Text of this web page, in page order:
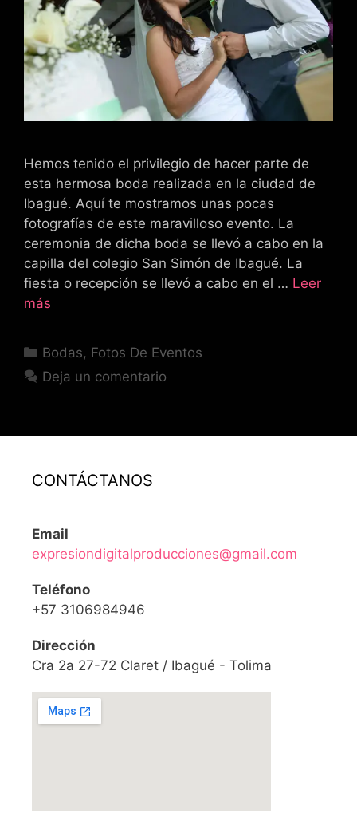
Hemos tenido el privilegio de hacer parte de
esta hermosa boda realizada en la ciudad de
Ibagué. Aquí te mostramos unas pocas
fotografías de este maravilloso evento. La
ceremonia de dicha boda se llevó a cabo en la
capilla del colegio San Simón de Ibagué. La
fiesta o recepción se llevó a cabo en el … Leer
más
Categorías
Bodas, Fotos De Eventos
Deja un comentario
CONTÁCTANOS
Email
expresiondigitalproducciones@gmail.com
Teléfono
+57 3106984946
Dirección
Cra 2a 27-72 Claret / Ibagué - Tolima